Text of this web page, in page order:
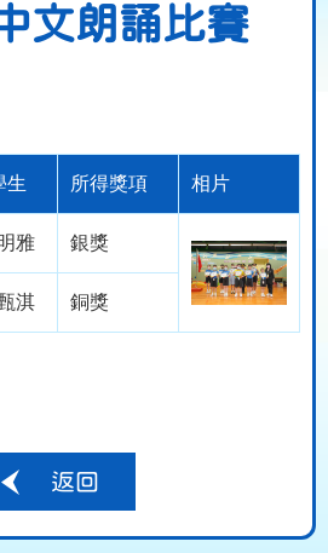
文朗誦比賽
生 所得獎項 相片
雅 銀獎
淇 銅獎
返回